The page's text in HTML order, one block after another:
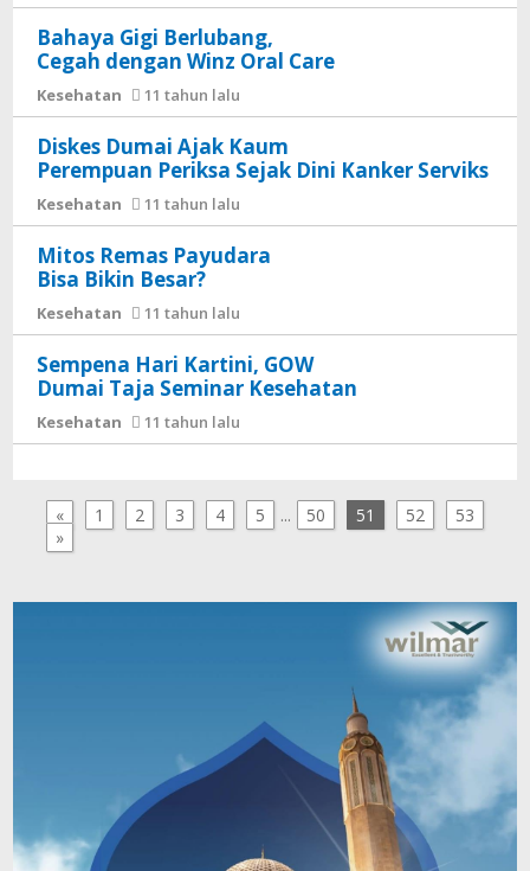
Bahaya Gigi Berlubang,
Cegah dengan Winz Oral Care
Kesehatan 11 tahun lalu
Diskes Dumai Ajak Kaum
Perempuan Periksa Sejak Dini Kanker Serviks
Kesehatan 11 tahun lalu
Mitos Remas Payudara
Bisa Bikin Besar?
Kesehatan 11 tahun lalu
Sempena Hari Kartini, GOW
Dumai Taja Seminar Kesehatan
Kesehatan 11 tahun lalu
« 1 2 3 4 5 ... 50 51 52
53
»